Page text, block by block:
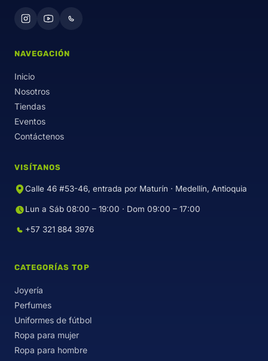
NAVEGACIÓN
Inicio
Nosotros
Tiendas
Eventos
Contáctenos
VISÍTANOS
Calle 46 #53-46, entrada por Maturín · Medellín, Antioquia
Lun a Sáb 08:00 – 19:00 · Dom 09:00 – 17:00
+57 321 884 3976
CATEGORÍAS TOP
Joyería
Perfumes
Uniformes de fútbol
Ropa para mujer
Ropa para hombre